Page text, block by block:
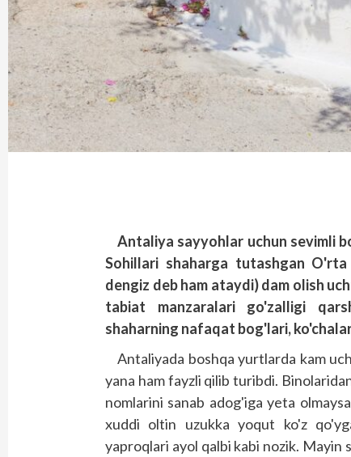
Antaliya sayyohlar uchun sevimli
Sohillari shaharga tutashgan
dengiz deb ham ataydi) dam olish
tabiat manzaralari go'zalligi
shaharning nafaqat bog'lari,
Antaliyada boshqa yurtlarda kam
yana ham fayzli qilib turibdi.
nomlarini sanab adog'iga yeta
xuddi oltin uzukka yoqut ko'z
yaproqlari ayol qalbi kabi nozik.